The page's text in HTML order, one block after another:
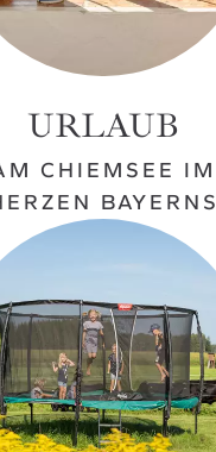
URLAUB
CHIEMSEE IM
BAYERNS